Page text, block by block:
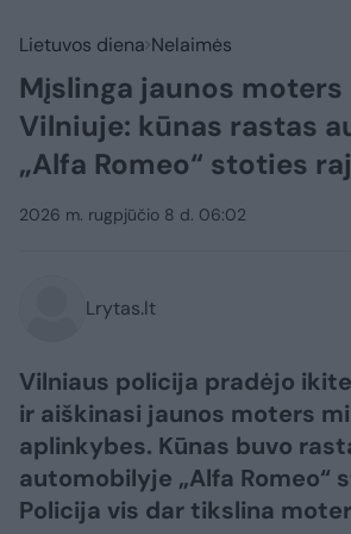
Lietuvos diena Nelaimės
Mįslinga jaunos
Vilniuje: kūnas rastas
„Alfa Romeo“ stoties
2026 m. rugpjūčio 8 d. 06:02
Lrytas.lt
Vilniaus policija pradėjo
ir aiškinasi jaunos moters
aplinkybes. Kūnas buvo
automobilyje „Alfa Romeo“
Policija vis dar tikslina